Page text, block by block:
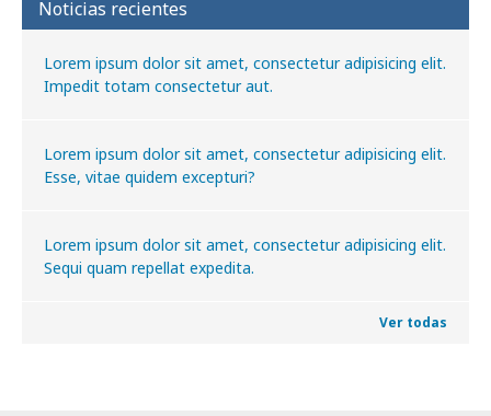
Noticias recientes
Lorem ipsum dolor sit amet, consectetur adipisicing elit.
Impedit totam consectetur aut.
Lorem ipsum dolor sit amet, consectetur adipisicing elit.
Esse, vitae quidem excepturi?
Lorem ipsum dolor sit amet, consectetur adipisicing elit.
Sequi quam repellat expedita.
Ver todas